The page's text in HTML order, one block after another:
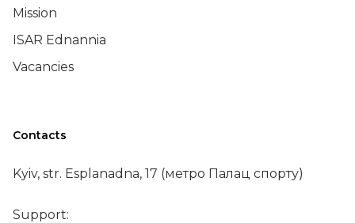
Mission
ISAR Ednannia
Vacancies
Contacts
Kyiv, str. Esplanadna, 17 (метро Палац спорту)
Support: